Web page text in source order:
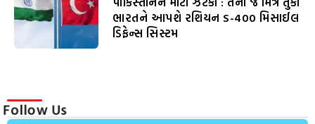
ભારતને આપશે રશિયન S-400 મિસાઈલ
ડિફેન્સ સિસ્ટમ
Follow Us